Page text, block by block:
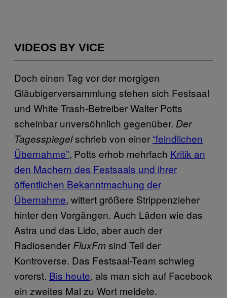
VIDEOS BY VICE
Doch einen Tag vor der morgigen
Gläubigerversammlung stehen sich Festsaal
und White Trash-Betreiber Walter Potts
scheinbar unversöhnlich gegenüber. Der
Tagesspiegelschrieb von einer “feindlichen
Übernahme”, Potts erhob mehrfach Kritik an
den Machern des Festsaals und ihrer
öffentlichen Bekanntmachung der
Übernahme, wittert größere Strippenzieher
hinter den Vorgängen. Auch Läden wie das
Astra und das Lido, aber auch der
Radiosender FluxFmsind Teil der
Kontroverse. Das Festsaal-Team schwieg
vorerst. Bis heute, als man sich auf Facebook
ein zweites Mal zu Wort meldete.